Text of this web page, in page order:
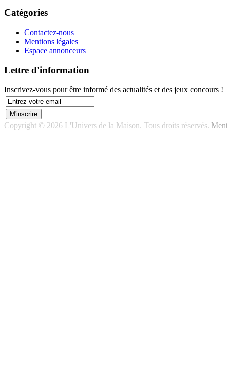
Catégories
Contactez-nous
Mentions légales
Espace annonceurs
Lettre d'information
Inscrivez-vous pour être informé des actualités et des jeux concours !
Copyright © 2026 L'Univers de la Maison. Tous droits réservés.